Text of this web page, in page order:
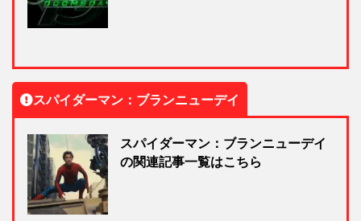
スパイダーマン：ブランニューデイ
スパイダーマン：ブランニューデイ
の関連記事一覧はこちら